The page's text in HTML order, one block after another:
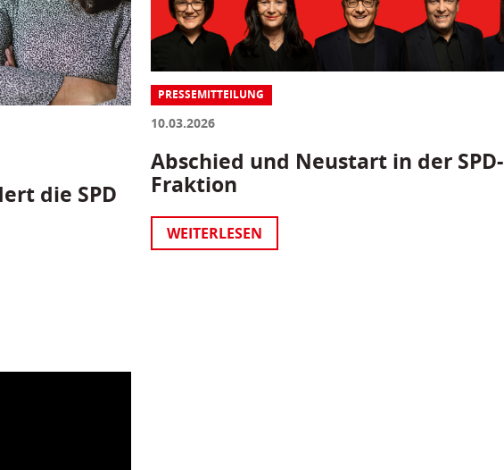
die SPD
PRESSEMITTEILUNG
10.03.2026
Abschied und Neustart in der SPD-
Fraktion
WEITERLESEN